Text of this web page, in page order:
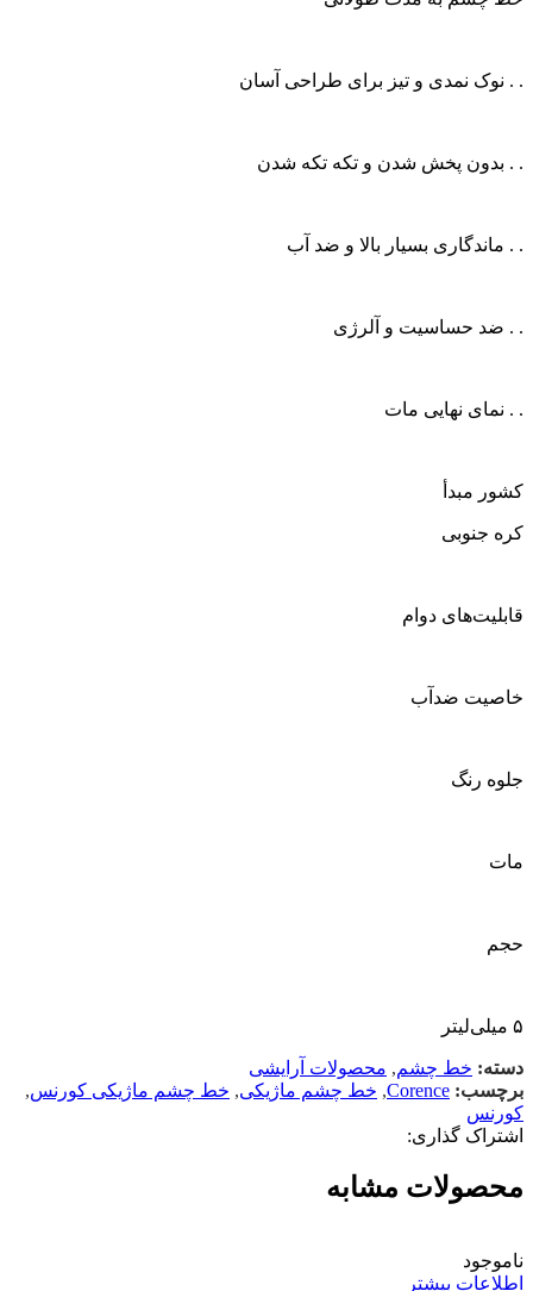
. . نوک نمدی و تیز برای طراحی آسان
. . بدون پخش شدن و تکه تکه شدن
. . ماندگاری بسیار بالا و ضد آب
. . ضد حساسیت و آلرژی
. . نمای نهایی مات
کشور مبدأ
کره جنوبی
قابلیت‌های دوام
خاصیت ضدآب
جلوه رنگ
مات
حجم
۵ میلی‌لیتر
دسته: خط چشم, محصولات آرایشی
برچسب: Corence
, خط چشم ماژیکی, خط چشم ماژیکی کورنس,
کورنس
اشتراک گذاری:
محصولات مشابه
ناموجود
اطلاعات بیشتر